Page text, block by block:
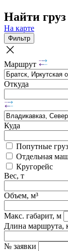
Найти
На карте
Фильтр
Маршрут
Откуда
Куда
Попутные
Отдельная
Кругорейс
Вес, т
Объем, м³
Макс. габарит, м
Длина маршрута,
№ заявки